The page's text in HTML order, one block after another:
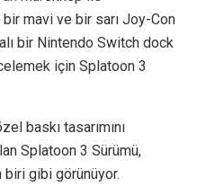
mavi ve bir sarı Joy-Con
bir Nintendo Switch dock
için Splatoon 3
baskı tasarımını
Splatoon 3 Sürümü,
biri gibi görünüyor.